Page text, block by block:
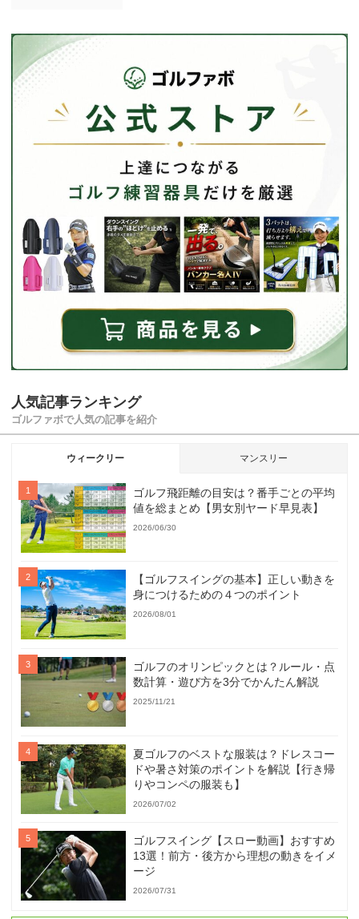
人気記事ランキング
ゴルファボで人気の記事を紹介
ウィークリー マンスリー
ゴルフ飛距離の目安は？番手ごとの平均
値を総まとめ【男女別ヤード早見表】
2026/06/30
【ゴルフスイングの基本】正しい動きを
身につけるための４つのポイント
2026/08/01
ゴルフのオリンピックとは？ルール・点
数計算・遊び方を3分でかんたん解説
2025/11/21
夏ゴルフのベストな服装は？ドレスコー
ドや暑さ対策のポイントを解説【行き帰
りやコンペの服装も】
2026/07/02
ゴルフスイング【スロー動画】おすすめ
13選！前方・後方から理想の動きをイメ
ージ
2026/07/31